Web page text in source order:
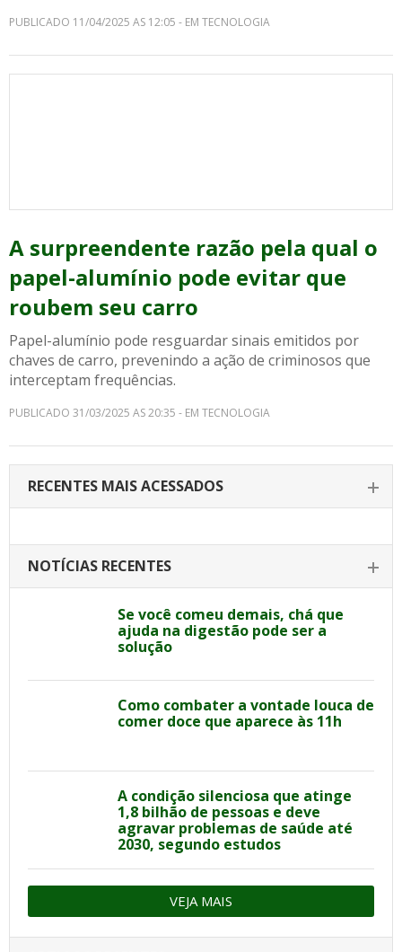
PUBLICADO 11/04/2025 AS 12:05 - EM TECNOLOGIA
A surpreendente razão pela qual o
papel-alumínio pode evitar que
roubem seu carro
Papel-alumínio pode resguardar sinais emitidos por
chaves de carro, prevenindo a ação de criminosos que
interceptam frequências.
PUBLICADO 31/03/2025 AS 20:35 - EM TECNOLOGIA
RECENTES MAIS ACESSADOS
NOTÍCIAS RECENTES
Se você comeu demais, chá que
ajuda na digestão pode ser a
solução
Como combater a vontade louca de
comer doce que aparece às 11h
A condição silenciosa que atinge
1,8 bilhão de pessoas e deve
agravar problemas de saúde até
2030, segundo estudos
VEJA MAIS